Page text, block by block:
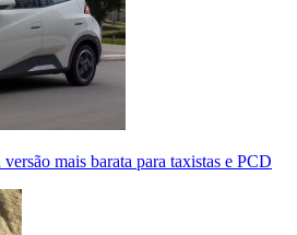
mais barata para taxistas e PCD